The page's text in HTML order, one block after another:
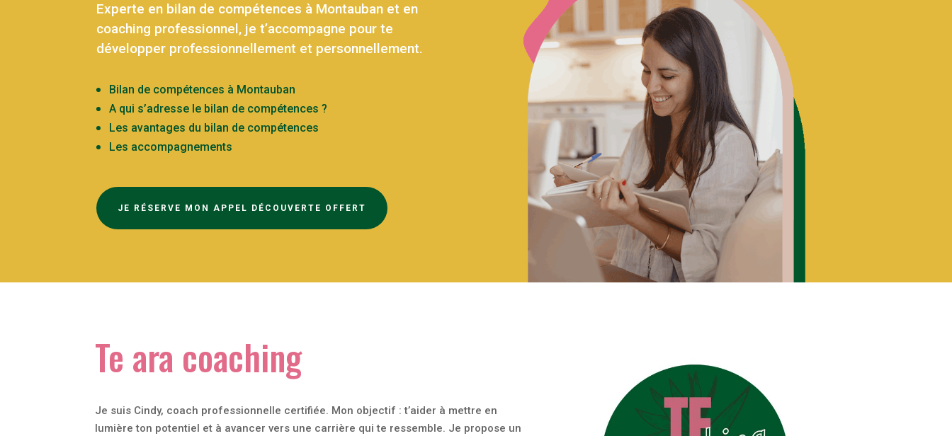
Experte en bilan de compétences à Montauban et en
coaching professionnel, je t’accompagne pour te
développer professionnellement et personnellement.
Bilan de compétences à Montauban
A qui s’adresse le bilan de compétences ?
Les avantages du bilan de compétences
Les accompagnements
JE RÉSERVE MON APPEL DÉCOUVERTE OFFERT
Te ara coaching
Je suis Cindy, coach professionnelle certifiée. Mon objectif : t’aider à mettre en
lumière ton potentiel et à avancer vers une carrière qui te ressemble. Je propose un